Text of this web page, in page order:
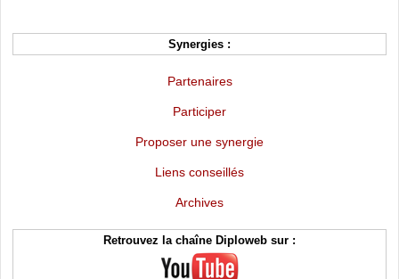
Synergies :
Partenaires
Participer
Proposer une synergie
Liens conseillés
Archives
Retrouvez la chaîne Diploweb sur :